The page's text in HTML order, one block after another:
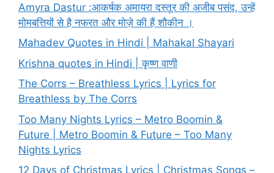
Amyra Dastur :आकर्षक अमायरा दस्तूर की अजीब पसंद, उन्हें
मोमबत्तियों से है नफरत और मोज़े की हैं शौकीन ।
Mahadev Quotes in Hindi | Mahakal Shayari
Krishna quotes in Hindi | कृष्ण वाणी
The Corrs – Breathless Lyrics | Lyrics for
Breathless by The Corrs
Too Many Nights Lyrics – Metro Boomin &
Future | Metro Boomin & Future – Too Many
Nights Lyrics
12 Days of Christmas Lyrics | Christmas Songs –